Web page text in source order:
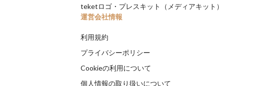
teketロゴ・プレスキット（メディアキット）
運営会社情報
利用規約
プライバシーポリシー
Cookieの利用について
個人情報の取り扱いについて